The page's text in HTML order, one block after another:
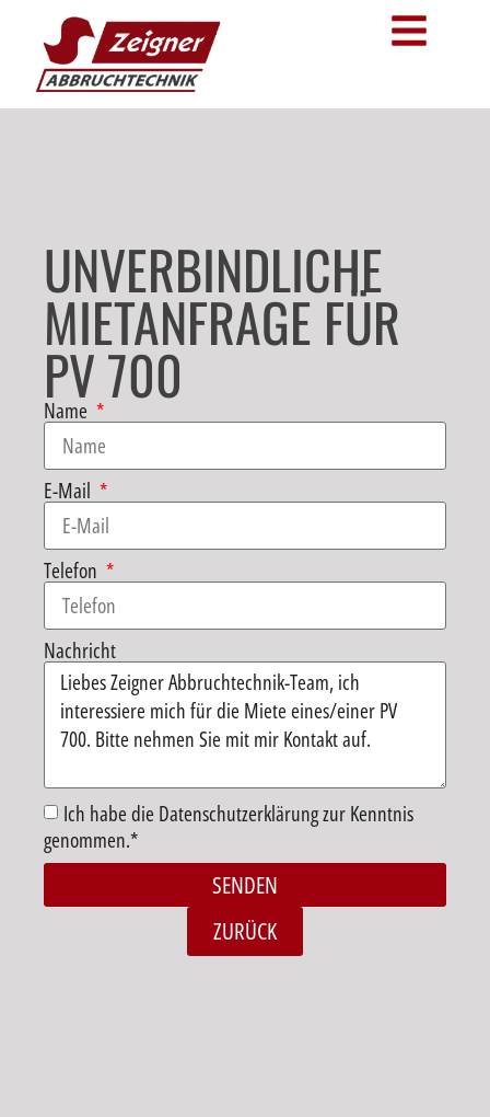
UNVERBINDLICHE
MIETANFRAGE FÜR
PV 700
Name
E-Mail
Telefon
Nachricht
Ich habe die Datenschutzerklärung zur Kenntnis
genommen.*
SENDEN
ZURÜCK